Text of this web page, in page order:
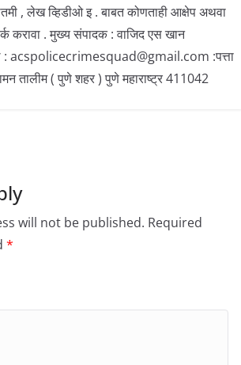
, लेख व्हिडीओ इ . बाबत कोणताही आक्षेप अथवा
करावा . मुख्य संपादक : वाजिद एस खान
acspolicecrimesquad@gmail.com :पत्ता
तालीम ( पुणे शहर ) पुणे महाराष्ट्र 411042
will not be published. Required
*